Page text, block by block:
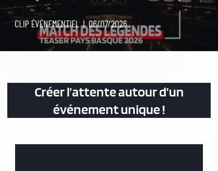
CLIP ÉVÉNEMENTIEL 06/07/2026
Créer l’attente autour d’un
événement unique !